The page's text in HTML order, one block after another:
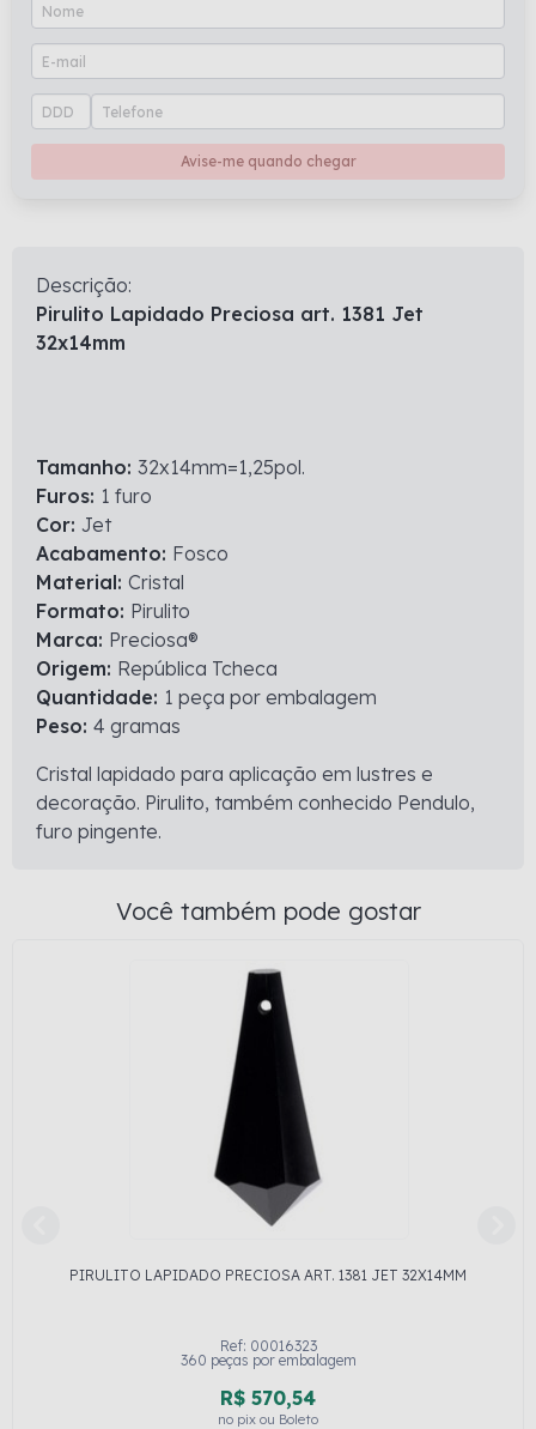
Avise-me quando chegar
Descrição:
Pirulito Lapidado Preciosa art. 1381 Jet
32x14mm
Tamanho: 32x14mm=1,25pol.
Furos: 1 furo
Cor: Jet
Acabamento: Fosco
Material: Cristal
Formato: Pirulito
Marca: Preciosa®
Origem: República Tcheca
Quantidade: 1 peça por embalagem
Peso: 4 gramas
Cristal lapidado para aplicação em lustres e
decoração. Pirulito, também conhecido Pendulo,
furo pingente.
Você também pode gostar
PIRULITO LAPIDADO PRECIOSA ART. 1381 JET 32X14MM
Ref: 00016323
360 peças por embalagem
R$ 570,54
no pix ou Boleto